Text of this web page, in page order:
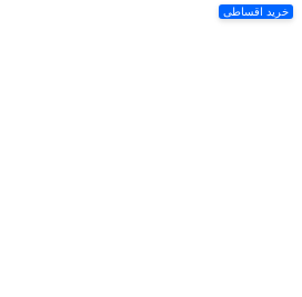
خرید اقساطی